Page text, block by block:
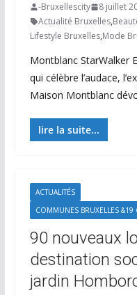
-Bruxellescity 8 juillet
Actualité Bruxelles,
Lifestyle Bruxelles,Mode
Montblanc StarWalker
qui célèbre l’audace,
Maison Montblanc
lire la suite...
ACTUALITÉS
COMMUNES BRUXELLES
90 nouveaux
destination
jardin